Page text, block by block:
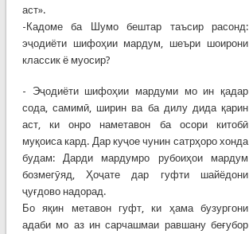
аст».
-Кадоме ба Шумо бештар таъсир расонд:
эҷодиёти шифоҳии мардум, шеъри шоирони
классик ё муосир?
- Эҷодиёти шифоҳии мардуми мо ин қадар
сода, самимӣ, ширин ва ба дилу дида қарин
аст, ки онро наметавон ба осори китобӣ
муқоиса кард. Дар куҷое чунин сатрҳоро хонда
будам: Дарди мардумро рубоиҳои мардум
бозмегӯяд, Ҳоҷате дар гуфти шайёдони
ҷуғдово надорад.
Бо яқин метавон гуфт, ки ҳама бузургони
адаби мо аз ин сарчашмаи равшану беғубор